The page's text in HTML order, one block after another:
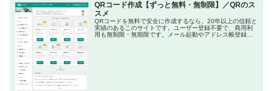
QRコード作成【ずっと無料・無制限】／QRのス
スメ
QRコードを無料で安全に作成するなら、20年以上の信頼と
実績のあるこのサイトです。ユーザー登録不要で、商用利
用も無制限・無期限です。メール起動やアドレス帳登録用